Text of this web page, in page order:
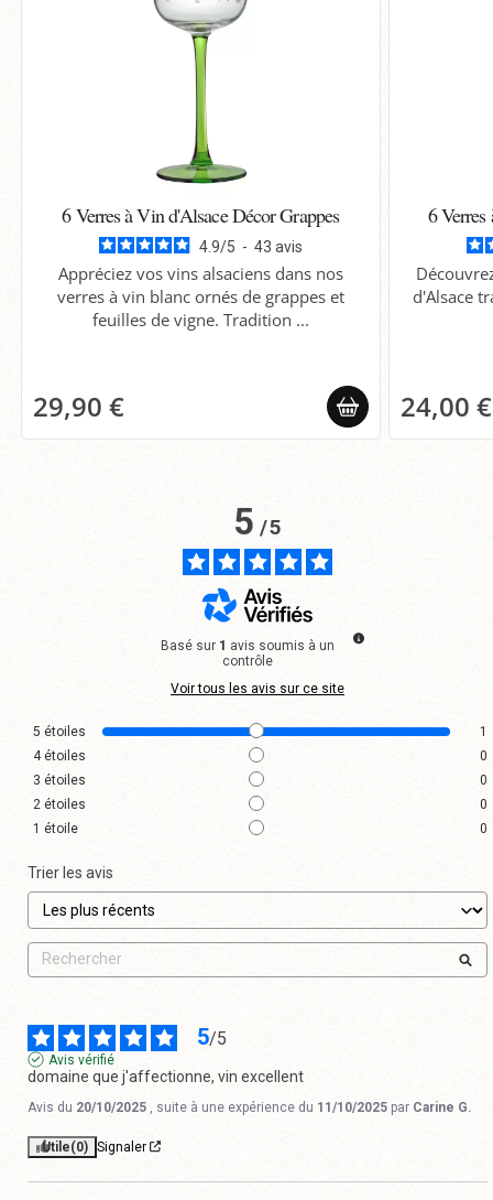
6 Verres à Vin d'Alsace Décor Grappes
4.9/5 - 43 avis
Appréciez vos vins alsaciens dans nos
verres à vin blanc ornés de grappes et
feuilles de vigne. Tradition ...
29,90 €
6
d'Alsace
24,00 €
5/5
Basé sur 1 avis soumis à un
contrôle
Voir tous les avis sur ce site
5 étoiles
1
4étoiles
0
3 étoiles
0
2 étoiles
0
1 étoile 0
Trier les avis
5/5
Avis vérifié
domaine que j'affectionne, vin excellent
Avis du 20/10/2025 , suite à une expérience du 11/10/2025 par Carine G.
Utile(0) Signaler